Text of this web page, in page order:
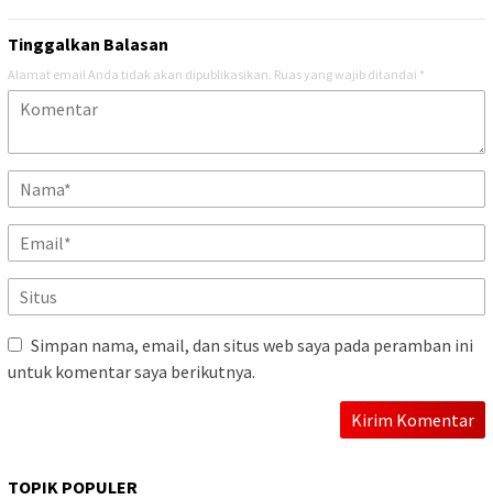
Tinggalkan Balasan
Alamat email Anda tidak akan dipublikasikan. Ruas yang wajib ditandai *
Simpan nama, email, dan situs web saya pada peramban ini
untuk komentar saya berikutnya.
TOPIK POPULER